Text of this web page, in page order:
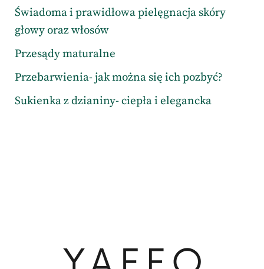
Świadoma i prawidłowa pielęgnacja skóry
głowy oraz włosów
Przesądy maturalne
Przebarwienia- jak można się ich pozbyć?
Sukienka z dzianiny- ciepła i elegancka